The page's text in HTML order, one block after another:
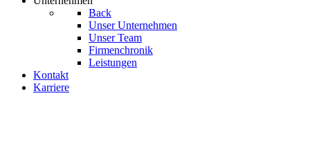
Back
Unser Unternehmen
Unser Team
Firmenchronik
Leistungen
Kontakt
Karriere